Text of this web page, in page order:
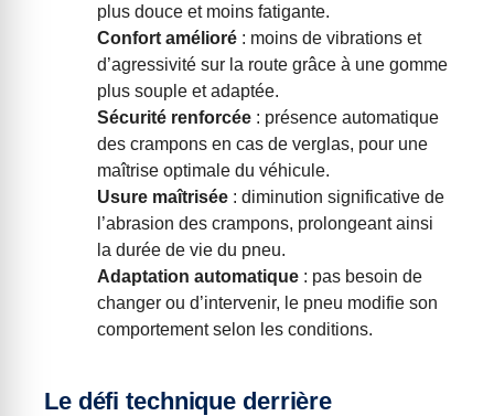
plus douce et moins fatigante.
Confort amélioré : moins de vibrations et
d’agressivité sur la route grâce à une gomme
plus souple et adaptée.
Sécurité renforcée : présence automatique
des crampons en cas de verglas, pour une
maîtrise optimale du véhicule.
Usure maîtrisée : diminution significative de
l’abrasion des crampons, prolongeant ainsi
la durée de vie du pneu.
Adaptation automatique : pas besoin de
changer ou d’intervenir, le pneu modifie son
comportement selon les conditions.
Le défi technique derrière